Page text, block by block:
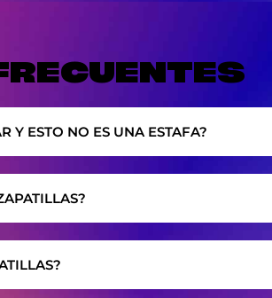
Y ESTO NO ES UNA ESTAFA?